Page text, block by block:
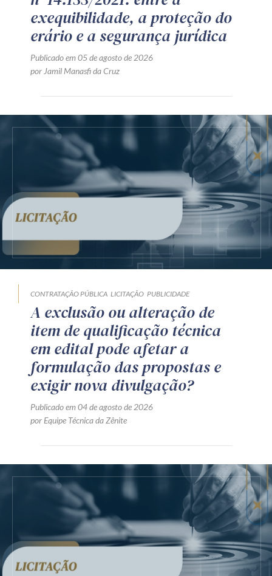
exequibilidade, a proteção do
erário e a segurança jurídica
Publicado em 05 de agosto de 2026
por Jamil Manasfi da Cruz
CONTRATAÇÃO PÚBLICA LICITAÇÃO PUBLICIDADE
A exclusão ou alteração de
item de qualificação técnica
em edital pode afetar a
formulação das propostas e
exigir nova divulgação?
Publicado em 04 de agosto de 2026
por Equipe Técnica da Zênite